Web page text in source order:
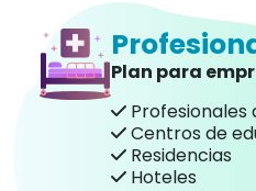
Plan para
Profesionales
Centros de
Residencias
Hoteles